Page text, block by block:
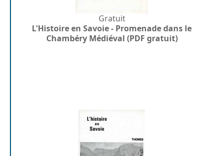
Gratuit
L'Histoire en Savoie - Promenade dans le
Chambéry Médiéval (PDF gratuit)